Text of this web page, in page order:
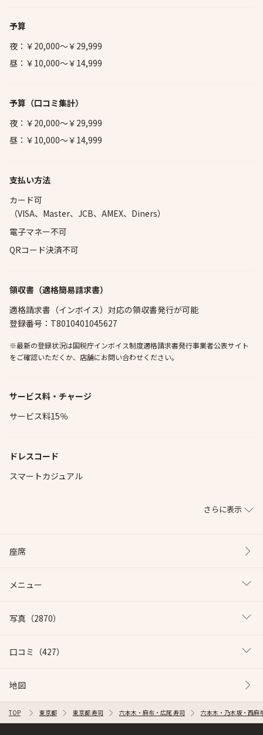
予算
夜：￥20,000～￥29,999
昼：￥10,000～￥14,999
予算 （口コミ集計）
夜：￥20,000～￥29,999
昼：￥10,000～￥14,999
支払い方法
カード可
（VISA、Master、JCB、AMEX、Diners）
電子マネー不可
QRコード決済不可
領収書（適格簡易請求書）
適格請求書（インボイス）対応の領収書発行が可能
登録番号：T8010401045627
※最新の登録状況は国税庁インボイス制度適格請求書発行事業者公表サイト
をご確認いただくか、店舗にお問い合わせください。
サービス料・チャージ
サービス料15％
ドレスコード
スマートカジュアル
さらに表示
座席
メニュー
写真 （2870）
口コミ （427）
地図
TOP 東京都 東京都 寿司 六本木・麻布・広尾 寿司 六本木・乃木坂・西麻